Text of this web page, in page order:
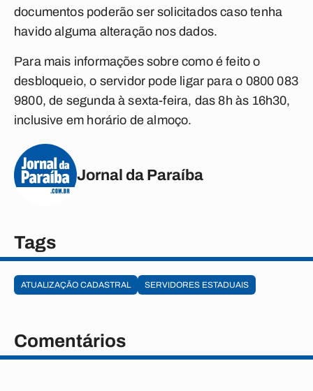
documentos poderão ser solicitados caso tenha
havido alguma alteração nos dados.
Para mais informações sobre como é feito o
desbloqueio, o servidor pode ligar para o 0800 083
9800, de segunda à sexta-feira, das 8h às 16h30,
inclusive em horário de almoço.
Jornal da Paraíba
Tags
ATUALIZAÇÃO CADASTRAL SERVIDORES ESTADUAIS
Comentários